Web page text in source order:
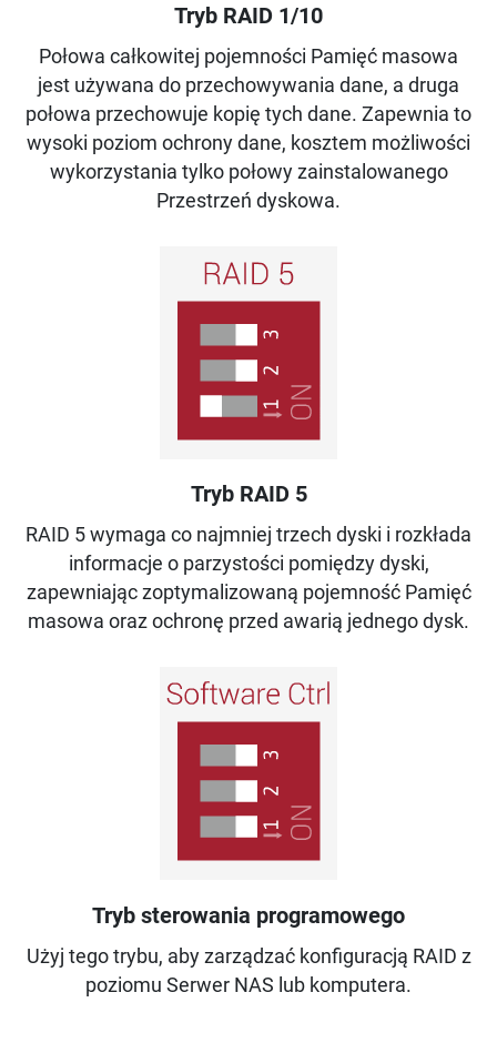
Tryb RAID 1/10
Połowa całkowitej pojemności Pamięć masowa
jest używana do przechowywania dane, a druga
połowa przechowuje kopię tych dane. Zapewnia to
wysoki poziom ochrony dane, kosztem możliwości
wykorzystania tylko połowy zainstalowanego
Przestrzeń dyskowa.
Tryb RAID 5
RAID 5 wymaga co najmniej trzech dyski i rozkłada
informacje o parzystości pomiędzy dyski,
zapewniając zoptymalizowaną pojemność Pamięć
masowa oraz ochronę przed awarią jednego dysk.
Tryb sterowania programowego
Użyj tego trybu, aby zarządzać konfiguracją RAID z
poziomu Serwer NAS lub komputera.